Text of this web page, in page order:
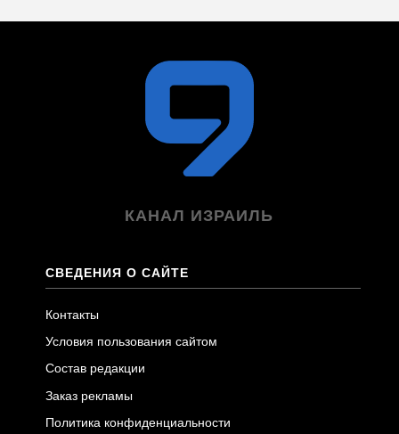
КАНАЛ ИЗРАИЛЬ
СВЕДЕНИЯ О САЙТЕ
Контакты
Условия пользования сайтом
Состав редакции
Заказ рекламы
Политика конфиденциальности